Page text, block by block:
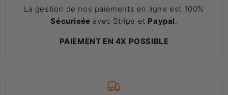
La gestion de nos paiements en ligne est 100%
Sécurisée avec Stripe et Paypal.
PAIEMENT EN 4X POSSIBLE